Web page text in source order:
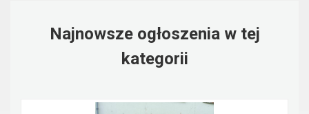
Najnowsze ogłoszenia w tej
kategorii